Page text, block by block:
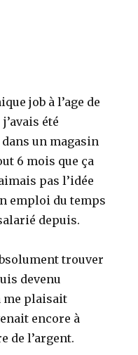
job à l’age de
été
un magasin
6 mois que ça
pas l’idée
emploi du temps
depuis.
trouver
devenu
me plaisait
encore à
de l’argent.